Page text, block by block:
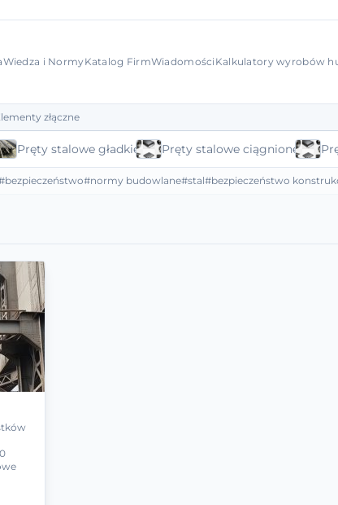
Wiedza i Normy Katalog FirmWiadomości Kalkulatory wyrobów
złączne
Pręty stalowe gładkie Pręty stalowe ciągnione
#normy budowlane#stal#bezpieczeństwo